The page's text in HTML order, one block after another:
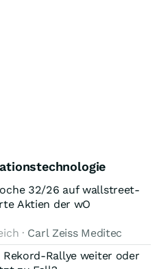
32/26 auf wallstreet-
Aktien der wO
· Carl Zeiss Meditec
Rekord-Rallye weiter oder